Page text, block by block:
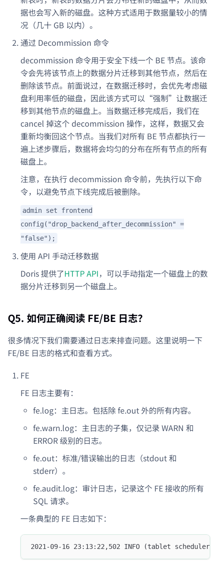
据也会写入新的磁盘。这种方式适用于数据量较小的情
况（几十 GB 以内）。
通过 Decommission 命令
decommission 命令用于安全下线一个 BE 节点。该命
令会先将该节点上的数据分片迁移到其他节点，然后在
删除该节点。前面说过，在数据迁移时，会优先考虑磁
盘利用率低的磁盘，因此该方式可以“强制”让数据迁
移到其他节点的磁盘上。当数据迁移完成后，我们在
cancel 掉这个 decommission 操作，这样，数据又会
重新均衡回这个节点。当我们对所有 BE 节点都执行一
遍上述步骤后，数据将会均匀的分布在所有节点的所有
磁盘上。
注意，在执行 decommission 命令前，先执行以下命
令，以避免节点下线完成后被删除。
admin set frontend
config("drop_backend_after_decommission" =
"false");
使用 API 手动迁移数据
Doris 提供了HTTP API，可以手动指定一个磁盘上的数
据分片迁移到另一个磁盘上。
Q5. 如何正确阅读 FE/BE 日志？
很多情况下我们需要通过日志来排查问题。这里说明一下
FE/BE 日志的格式和查看方式。
FE
FE 日志主要有：
fe.log：主日志。包括除 fe.out 外的所有内容。
fe.warn.log：主日志的子集，仅记录 WARN 和
ERROR 级别的日志。
fe.out：标准/错误输出的日志（stdout 和
stderr）。
fe.audit.log：审计日志，记录这个 FE 接收的所有
SQL 请求。
一条典型的 FE 日志如下：
2021-09-16 23:13:22,502 INFO (tablet